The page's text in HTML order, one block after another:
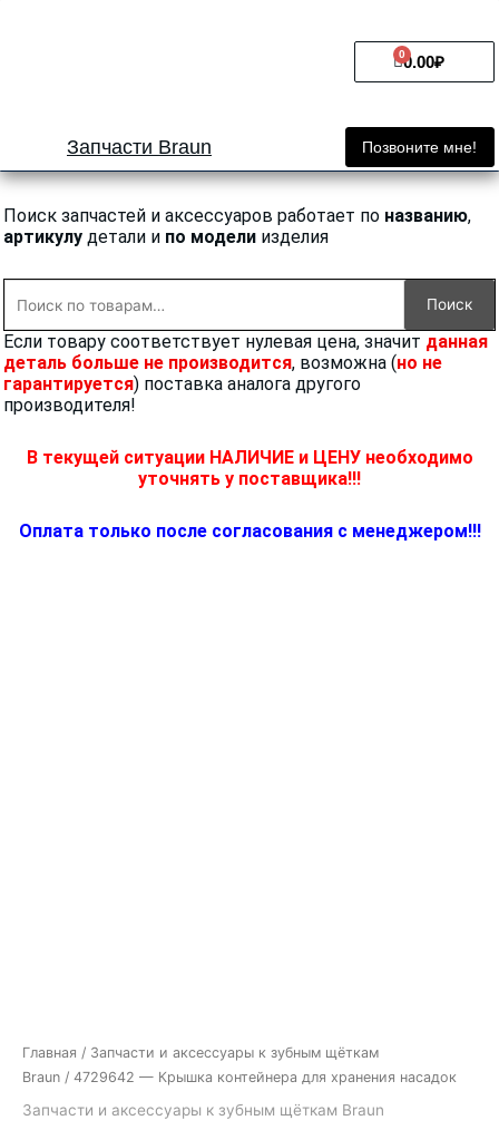
0.00₽
0
Cart
Запчасти Braun Позвоните мне!
Поиск запчастей и аксессуаров работает по названию,
артикулу детали и по модели изделия
Поиск
Если товару соответствует нулевая цена, значит данная
деталь больше не производится, возможна (но не
гарантируется) поставка аналога другого
производителя!
В текущей ситуации НАЛИЧИЕ и ЦЕНУ необходимо
уточнять у поставщика!!!
Оплата только после согласования с менеджером!!!
Главная / Запчасти и аксессуары к зубным щёткам
Braun / 4729642 — Крышка контейнера для хранения насадок
Запчасти и аксессуары к зубным щёткам Braun